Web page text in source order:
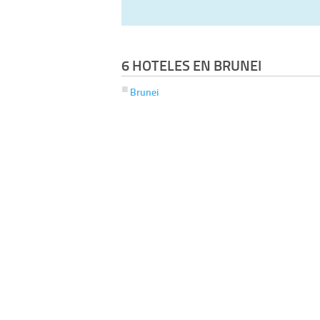
6 HOTELES EN BRUNEI
Brunei